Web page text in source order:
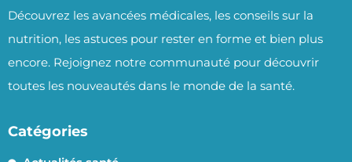
Découvrez les avancées médicales, les conseils sur la
nutrition, les astuces pour rester en forme et bien plus
encore. Rejoignez notre communauté pour découvrir
toutes les nouveautés dans le monde de la santé.
Catégories